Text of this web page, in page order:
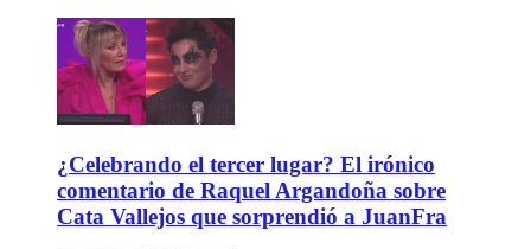
¿Celebrando el tercer lugar? El irónico
comentario de Raquel Argandoña sobre
Cata Vallejos que sorprendió a JuanFra